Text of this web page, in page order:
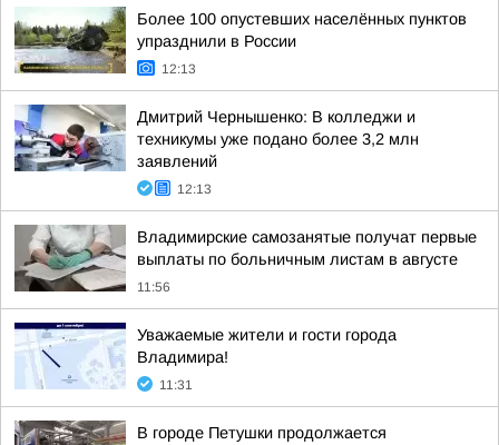
Более 100 опустевших населённых пунктов
упразднили в России
12:13
Дмитрий Чернышенко: В колледжи и
техникумы уже подано более 3,2 млн
заявлений
12:13
Владимирские самозанятые получат первые
выплаты по больничным листам в августе
11:56
Уважаемые жители и гости города
Владимира!
11:31
В городе Петушки продолжается